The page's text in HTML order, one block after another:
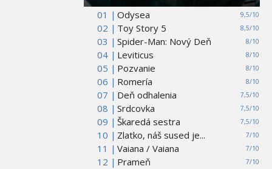
01 | 9,5/10
Odysea
02 |
8,5/10
Toy Story 5
03 |
8/10
Spider-Man: Nový Deň
04 |
8/10
Leviticus
05 |
8/10
Pozvanie
06 |
8/10
Romería
07 |
7,5/10
Deň odhalenia
08 |
7,5/10
Srdcovka
09 |
7,5/10
Škaredá sestra
10 |
7/10
Zlatko, náš sused je...
11 |
7/10
Vaiana / Vaiana
12 |
7/10
Prameň